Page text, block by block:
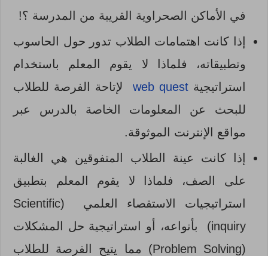
في الأماكن الصحراوية القريبة من المدرسة ؟!
إذا كانت اهتمامات الطلاب تدور حول الحاسوب
وتطبيقاته، فلماذا لا يقوم المعلم باستخدام
استراتيجيةweb quest لإتاحة الفرصة للطلاب
للبحث عن المعلومات الخاصة بالدرس عبر
مواقع الإنترنت الموثوقة.
إذا كانت عينة الطلاب المتفوقين هي الغالبة
على الصف، فلماذا لا يقوم المعلم بتطبيق
استراتيجيات الاستقصاء العلمي (Scientific
inquiry) بأنواعه، أو استراتيجية حل المشكلات
(Problem Solving) مما يتيح الفرصة للطلاب